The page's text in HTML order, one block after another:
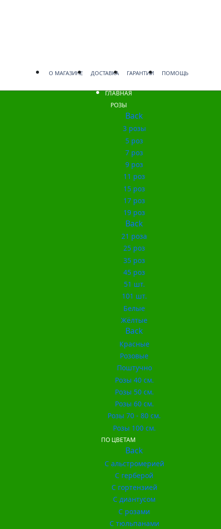
О МАГАЗИНЕ ДОСТАВКА ГАРАНТИИ ПОМОЩЬ
ГЛАВНАЯ
РОЗЫ
Back
3 розы
5 роз
7 роз
9 роз
11 роз
15 роз
17 роз
19 роз
Back
21 роза
25 роз
35 роз
45 роз
51 шт.
101 шт.
Белые
Жёлтые
Back
Красные
Розовые
Поштучно
Розы 40 см.
Розы 50 см.
Розы 60 см.
Розы 70 - 80 см.
Розы 100 см.
ПО ЦВЕТАМ
Back
С альстромерией
С герберой
С гортензией
С диантусом
С розами
С тюльпанами